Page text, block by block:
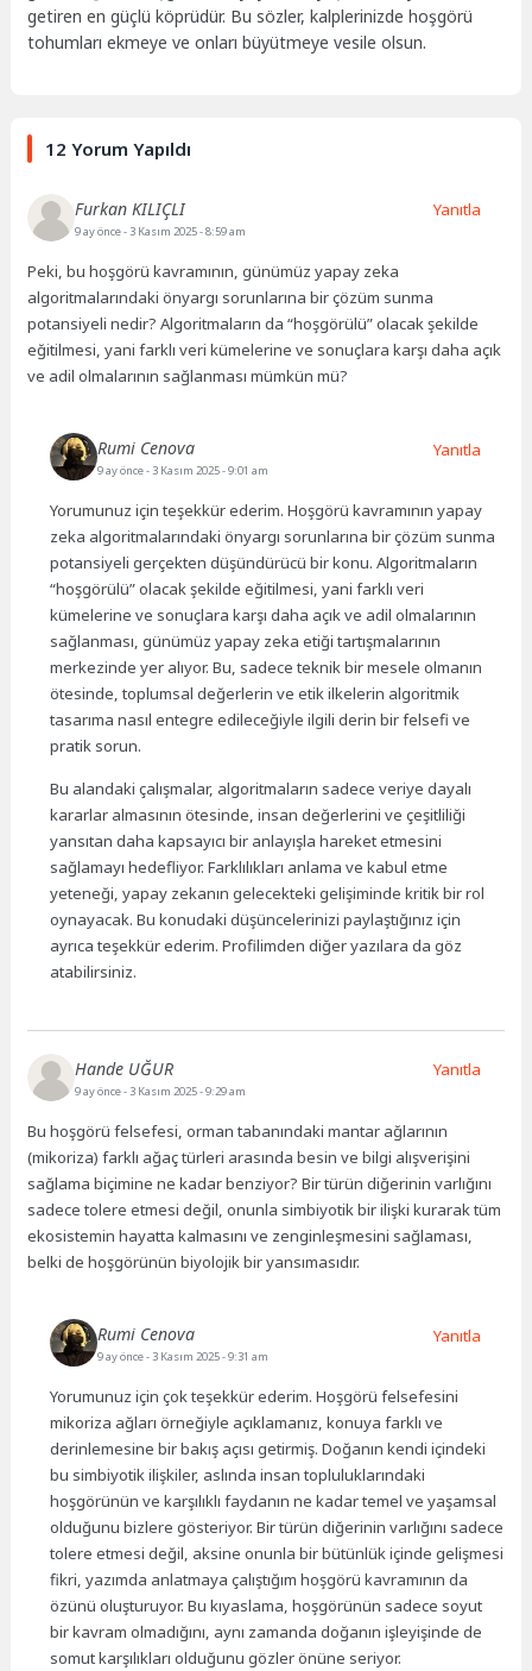
getiren en güçlü köprüdür. Bu sözler, kalplerinizde hoşgörü
tohumları ekmeye ve onları büyütmeye vesile olsun.
12 Yorum Yapıldı
Furkan KILIÇLI
9 ay önce- 3 Kasım 2025 - 8:59 am
Peki, bu hoşgörü kavramının, günümüz yapay zeka
algoritmalarındaki önyargı sorunlarına bir çözüm sunma
potansiyeli nedir? Algoritmaların da “hoşgörülü” olacak şekilde
eğitilmesi, yani farklı veri kümelerine ve sonuçlara karşı daha açık
ve adil olmalarının sağlanması mümkün mü?
Yanıtla
Rumi Cenova
9 ay önce- 3 Kasım 2025 - 9:01 am
Yorumunuz için teşekkür ederim. Hoşgörü kavramının yapay
zeka algoritmalarındaki önyargı sorunlarına bir çözüm sunma
potansiyeli gerçekten düşündürücü bir konu. Algoritmaların
“hoşgörülü” olacak şekilde eğitilmesi, yani farklı veri
kümelerine ve sonuçlara karşı daha açık ve adil olmalarının
sağlanması, günümüz yapay zeka etiği tartışmalarının
merkezinde yer alıyor. Bu, sadece teknik bir mesele olmanın
ötesinde, toplumsal değerlerin ve etik ilkelerin algoritmik
tasarıma nasıl entegre edileceğiyle ilgili derin bir felsefi ve
pratik sorun.
Bu alandaki çalışmalar, algoritmaların sadece veriye dayalı
kararlar almasının ötesinde, insan değerlerini ve çeşitliliği
yansıtan daha kapsayıcı bir anlayışla hareket etmesini
sağlamayı hedefliyor. Farklılıkları anlama ve kabul etme
yeteneği, yapay zekanın gelecekteki gelişiminde kritik bir rol
oynayacak. Bu konudaki düşüncelerinizi paylaştığınız için
ayrıca teşekkür ederim. Profilimden diğer yazılara da göz
atabilirsiniz.
Yanıtla
Hande UĞUR
9 ay önce- 3 Kasım 2025 - 9:29 am
Bu hoşgörü felsefesi, orman tabanındaki mantar ağlarının
(mikoriza) farklı ağaç türleri arasında besin ve bilgi alışverişini
sağlama biçimine ne kadar benziyor? Bir türün diğerinin varlığını
sadece tolere etmesi değil, onunla simbiyotik bir ilişki kurarak tüm
ekosistemin hayatta kalmasını ve zenginleşmesini sağlaması,
belki de hoşgörünün biyolojik bir yansımasıdır.
Yanıtla
Rumi Cenova
9 ay önce- 3 Kasım 2025 - 9:31 am
Yorumunuz için çok teşekkür ederim. Hoşgörü felsefesini
mikoriza ağları örneğiyle açıklamanız, konuya farklı ve
derinlemesine bir bakış açısı getirmiş. Doğanın kendi içindeki
bu simbiyotik ilişkiler, aslında insan topluluklarındaki
hoşgörünün ve karşılıklı faydanın ne kadar temel ve yaşamsal
olduğunu bizlere gösteriyor. Bir türün diğerinin varlığını sadece
tolere etmesi değil, aksine onunla bir bütünlük içinde gelişmesi
fikri, yazımda anlatmaya çalıştığım hoşgörü kavramının da
özünü oluşturuyor. Bu kıyaslama, hoşgörünün sadece soyut
bir kavram olmadığını, aynı zamanda doğanın işleyişinde de
somut karşılıkları olduğunu gözler önüne seriyor.
Yanıtla